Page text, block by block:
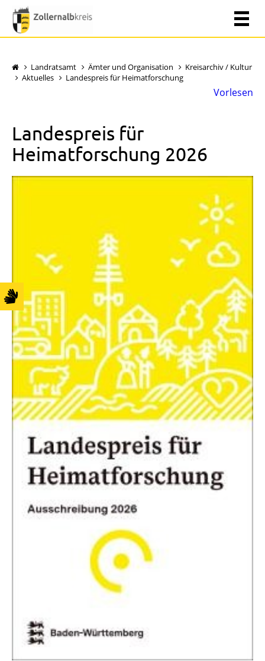
Landratsamt Ämter und Organisation
Kreisarchiv / Kultur
Aktuelles
Landespreis für Heimatforschung
Vorlesen
Landespreis für
Heimatforschung 2026